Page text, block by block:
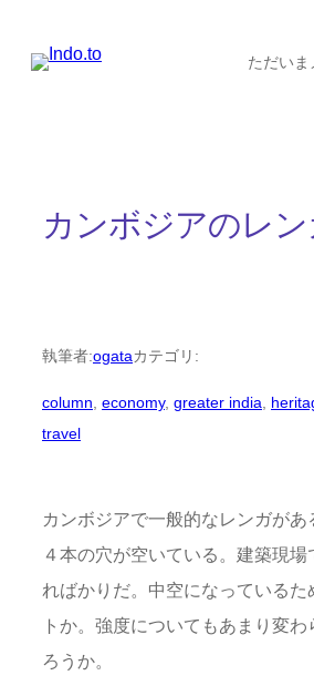
ただいま
カンボジアのレ
執筆者:ogataカテゴリ:
column economy, greater india
travel
カンボジアで一般的なレンガが
４本の穴が空いている。建築現場
ればかりだ。中空になっているた
トか。強度についてもあまり変
ろうか。